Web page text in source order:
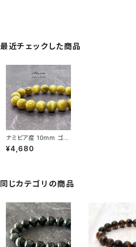
最近チェックした商品
ナミビア産 10mm ゴー
ルデン・タイガーアイ ブ
レスレット
¥4,680
同じカテゴリの商品